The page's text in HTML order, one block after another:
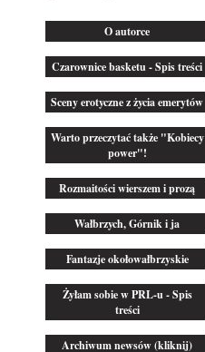
O autorce
Czarownice basketu - Spis treści
Sceny erotyczne z życia emerytów
Warto przeczytać także "Kobiecy
power"!
Rozmaitości wierszem i prozą
Wałbrzych, Górnik i ja
Fantazje okołowałbrzyskie
Żyłam sobie w PRL-u - Spis
treści
Archiwum newsów (kliknij)